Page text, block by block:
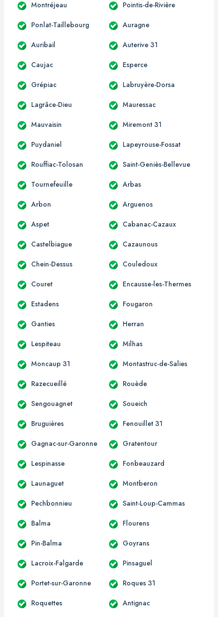
Montréjeau Pointis-de-Rivière
Ponlat-Taillebourg Auragne
Auribail Auterive 31
Caujac Esperce
Grépiac Labruyère-Dorsa
Lagrâce-Dieu Mauressac
Mauvaisin Miremont 31
Puydaniel Lapeyrouse-Fossat
Rouffiac-Tolosan Saint-Geniès-Bellevue
Tournefeuille Arbas
Arbon Arguenos
Aspet Cabanac-Cazaux
Castelbiague Cazaunous
Chein-Dessus Couledoux
Couret Encausse-les-Thermes
Estadens Fougaron
Ganties Herran
Lespiteau Milhas
Moncaup 31 Montastruc-de-Salies
Razecueillé Rouède
Sengouagnet Soueich
Bruguières Fenouillet 31
Gagnac-sur-Garonne Gratentour
Lespinasse Fonbeauzard
Launaguet Montberon
Pechbonnieu Saint-Loup-Cammas
Balma Flourens
Pin-Balma Goyrans
Lacroix-Falgarde Pinsaguel
Portet-sur-Garonne Roques 31
Roquettes Antignac